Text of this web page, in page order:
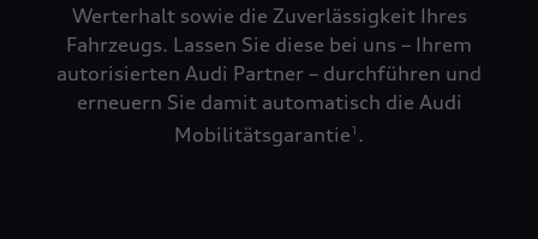
Werterhalt sowie die Zuverlässigkeit Ihres
Fahrzeugs. Lassen Sie diese bei uns – Ihrem
autorisierten Audi Partner – durchführen und
erneuern Sie damit automatisch die Audi
Mobilitätsgarantie1 .